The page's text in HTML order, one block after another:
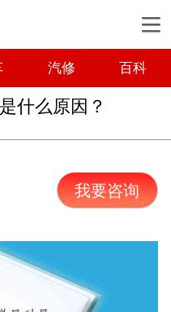
汽修 百科
什么原因？
我要咨询